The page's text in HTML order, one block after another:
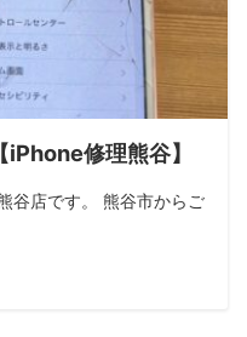
修理熊谷】
谷店です。 熊谷市からご